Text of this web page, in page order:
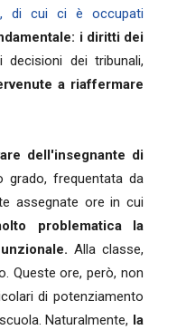
di cui ci è occupati
i diritti dei
decisioni dei tribunali,
a riaffermare
dell'insegnante di
grado, frequentata da
assegnate ore in cui
problematica la
Alla classe,
Queste ore, però, non
di potenziamento
Naturalmente, la